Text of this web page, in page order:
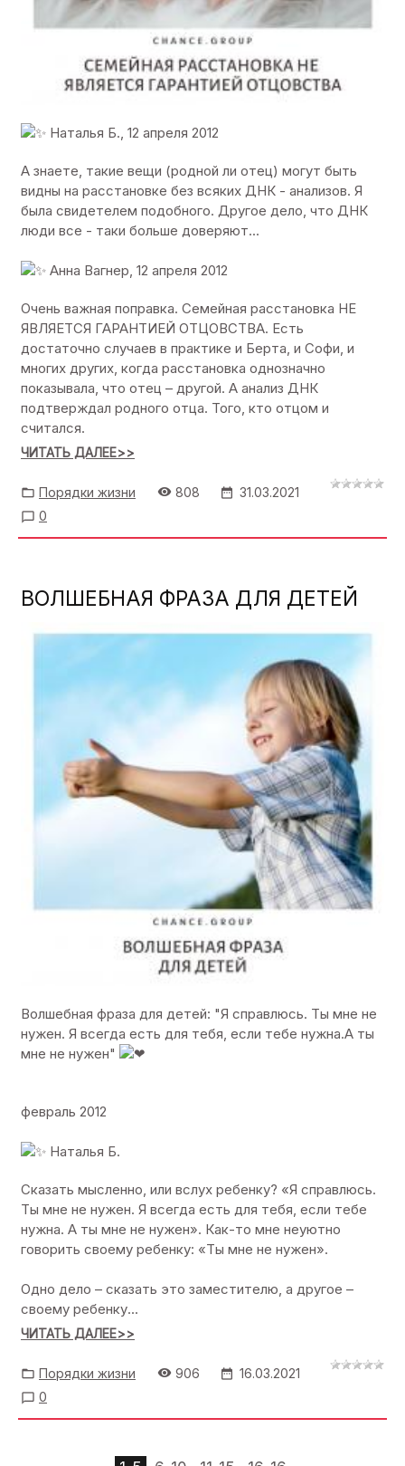
Наталья Б., 12 апреля 2012
А знаете, такие вещи (родной ли отец) могут быть
видны на расстановке без всяких ДНК - анализов. Я
была свидетелем подобного. Другое дело, что ДНК
люди все - таки больше доверяют...
Анна Вагнер, 12 апреля 2012
Очень важная поправка. Семейная расстановка НЕ
ЯВЛЯЕТСЯ ГАРАНТИЕЙ ОТЦОВСТВА. Есть
достаточно случаев в практике и Берта, и Софи, и
многих других, когда расстановка однозначно
показывала, что отец – другой. А анализ ДНК
подтверждал родного отца. Того, кто отцом и
считался.
ЧИТАТЬ ДАЛЕЕ>>
Порядки жизни 808
31.03.2021
0
ВОЛШЕБНАЯ ФРАЗА ДЛЯ ДЕТЕЙ
Волшебная фраза для детей: "Я справлюсь. Ты мне не
нужен. Я всегда есть для тебя, если тебе нужна.А ты
мне не нужен"
февраль 2012
Наталья Б.
Сказать мысленно, или вслух ребенку? «Я справлюсь.
Ты мне не нужен. Я всегда есть для тебя, если тебе
нужна. А ты мне не нужен». Как-то мне неуютно
говорить своему ребенку: «Ты мне не нужен».
Одно дело – сказать это заместителю, а другое –
своему ребенку...
ЧИТАТЬ ДАЛЕЕ>>
Порядки жизни 906
16.03.2021
0